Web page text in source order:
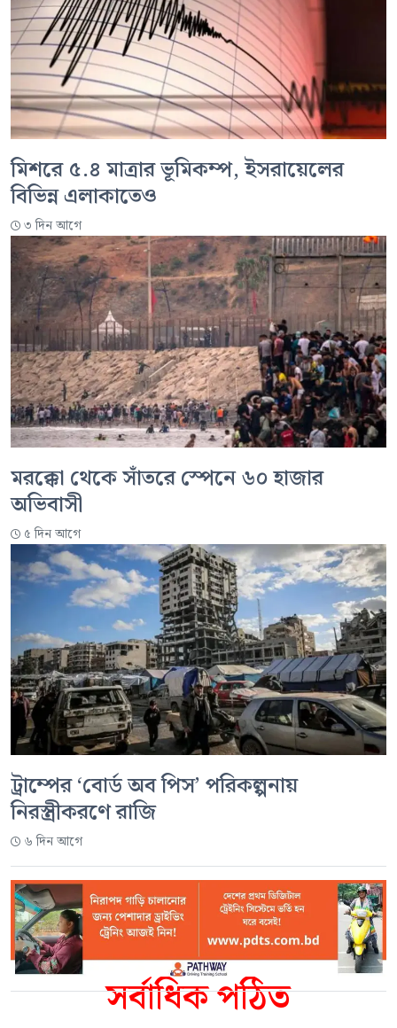
সর্বাধিক পঠিত
মিশরে ৫.৪ মাত্রার ভূমিকম্প, ইসরায়েলের
বিভিন্ন এলাকাতেও
৩ দিন আগে
মরক্কো থেকে সাঁতরে স্পেনে ৬০ হাজার
অভিবাসী
৫ দিন আগে
ট্রাম্পের ‘বোর্ড অব পিস’ পরিকল্পনায়
নিরস্ত্রীকরণে রাজি
৬ দিন আগে